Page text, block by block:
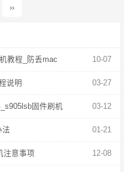
››
10-07
教程_防丢mac
03-27
说明
03-12
固件刷机
01-21
法
12-08
注意事项